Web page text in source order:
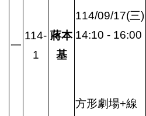
一
114-
1
蔣本
基
114/09/17(三)
14:10 - 16:00
方形劇場+線